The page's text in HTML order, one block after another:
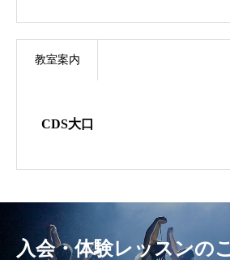
教室案内
CDS大口
入会・体験レッスンの